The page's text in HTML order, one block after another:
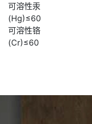
可溶性汞
(Hg)≤60
可溶性铬
(Cr)≤60